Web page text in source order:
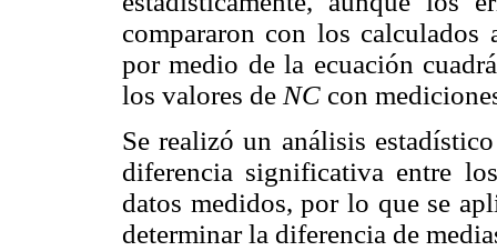
compararon con los
por medio de la ecuación
los valores de NC con
Se realizó un análisis
diferencia significativa entre
datos medidos, por lo que se
determinar la diferencia de